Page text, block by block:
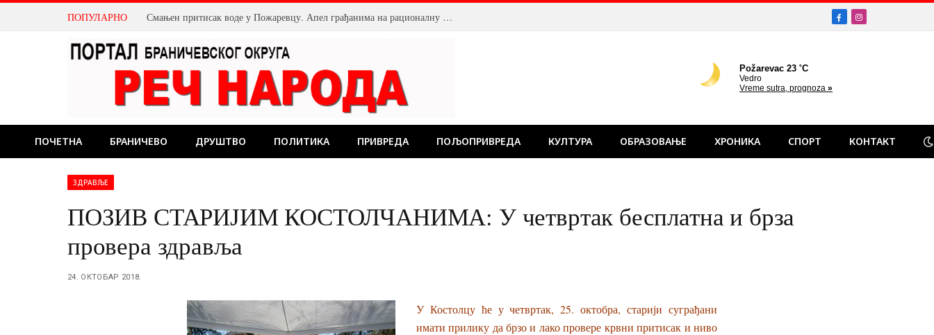
ПОПУЛАРНО Смањен притисак воде у Пожаревцу. Апел грађанима на рационалну потрошњу FacebookInstagram
ПОЧЕТНА БРАНИЧЕВО ДРУШТВО ПОЛИТИКА ПРИВРЕДА ПОЉОПРИВРЕДА КУЛТУРА ОБРАЗОВАЊЕ ХРОНИКА СПОРТ КОНТАКТ
ЗДРАВЉЕ
ПОЗИВ СТАРИЈИМ КОСТОЛЧАНИМА: У четвртак бесплатна и брза
провера здравља
24. ОКТОБАР 2018.
У Костолцу ће у четвртак, 25. октобра, старији суграђани
имати прилику да брзо и лако провере крвни притисак и ниво